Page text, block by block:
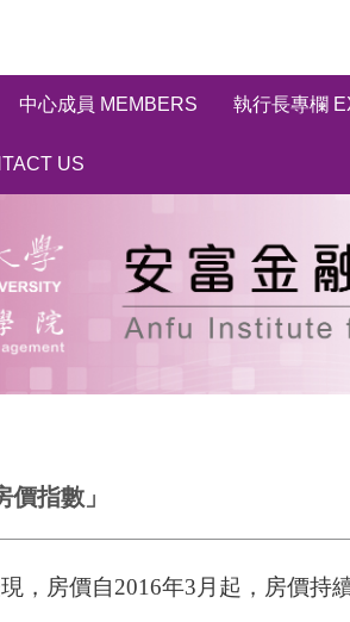
中心成員 MEMBERS 執行長專欄
US
指數」
，房價自2016年3月起，房價持